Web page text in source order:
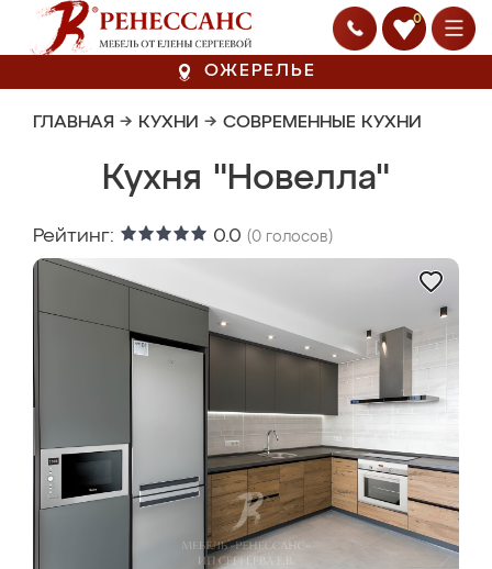
0
ОЖЕРЕЛЬЕ
ГЛАВНАЯ → КУХНИ → СОВРЕМЕННЫЕ КУХНИ
Кухня "Новелла"
Рейтинг: 0.0 (0 голосов)